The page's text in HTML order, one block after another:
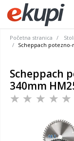
Početna stranica
Scheppach potezno-
Scheppach
340mm